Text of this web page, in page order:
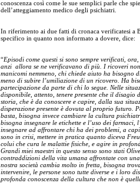
conoscenza così come le sue semplici parle che
dell’atteggiamento medico degli psichiatri.
In riferimento ai due fatti di cronaca verificatesi a
specifico in quanto non informato a dovere, dice:
“Episodi come questi si sono sempre verificati,
anzi allora se ne verificavano di più. I ricoveri
manicomi nemmeno, chi chiede aiuto ha bisogno
meno di subire l’umiliazione di un ricovero. Ha
partecipazione da parte di chi lo segue. Nelle
disponibile, attento, tenere presente che il disagio
storia, che è da conoscere e capire, dalla sua
disperazione presente è dovuta al proprio futuro.
basta, bisogna invece cambiare la cultura
bisogna insegnare le etichette e l’uso dei farmaci,
insegnare ad affrontare chi ha dei problemi, a
sono in crisi, mettere in pratica quanto diceva
colui che cura le malattie fisiche, e agire in
Grandi miei maestri in questo senso sono stati
contraddizioni della vita umana affrontate con
nostra società cambia molto in fretta, bisogna
intervenire, le persone sono tutte diverse e i loro
profonda conoscenza della cultura che non è